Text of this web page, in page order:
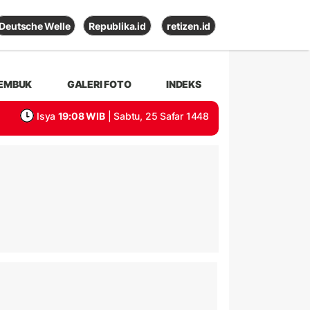
Deutsche Welle Republika.id retizen.id
GALERI FOTO INDEKS
Isya 19:08 WIB | Sabtu, 25 Safar 1448